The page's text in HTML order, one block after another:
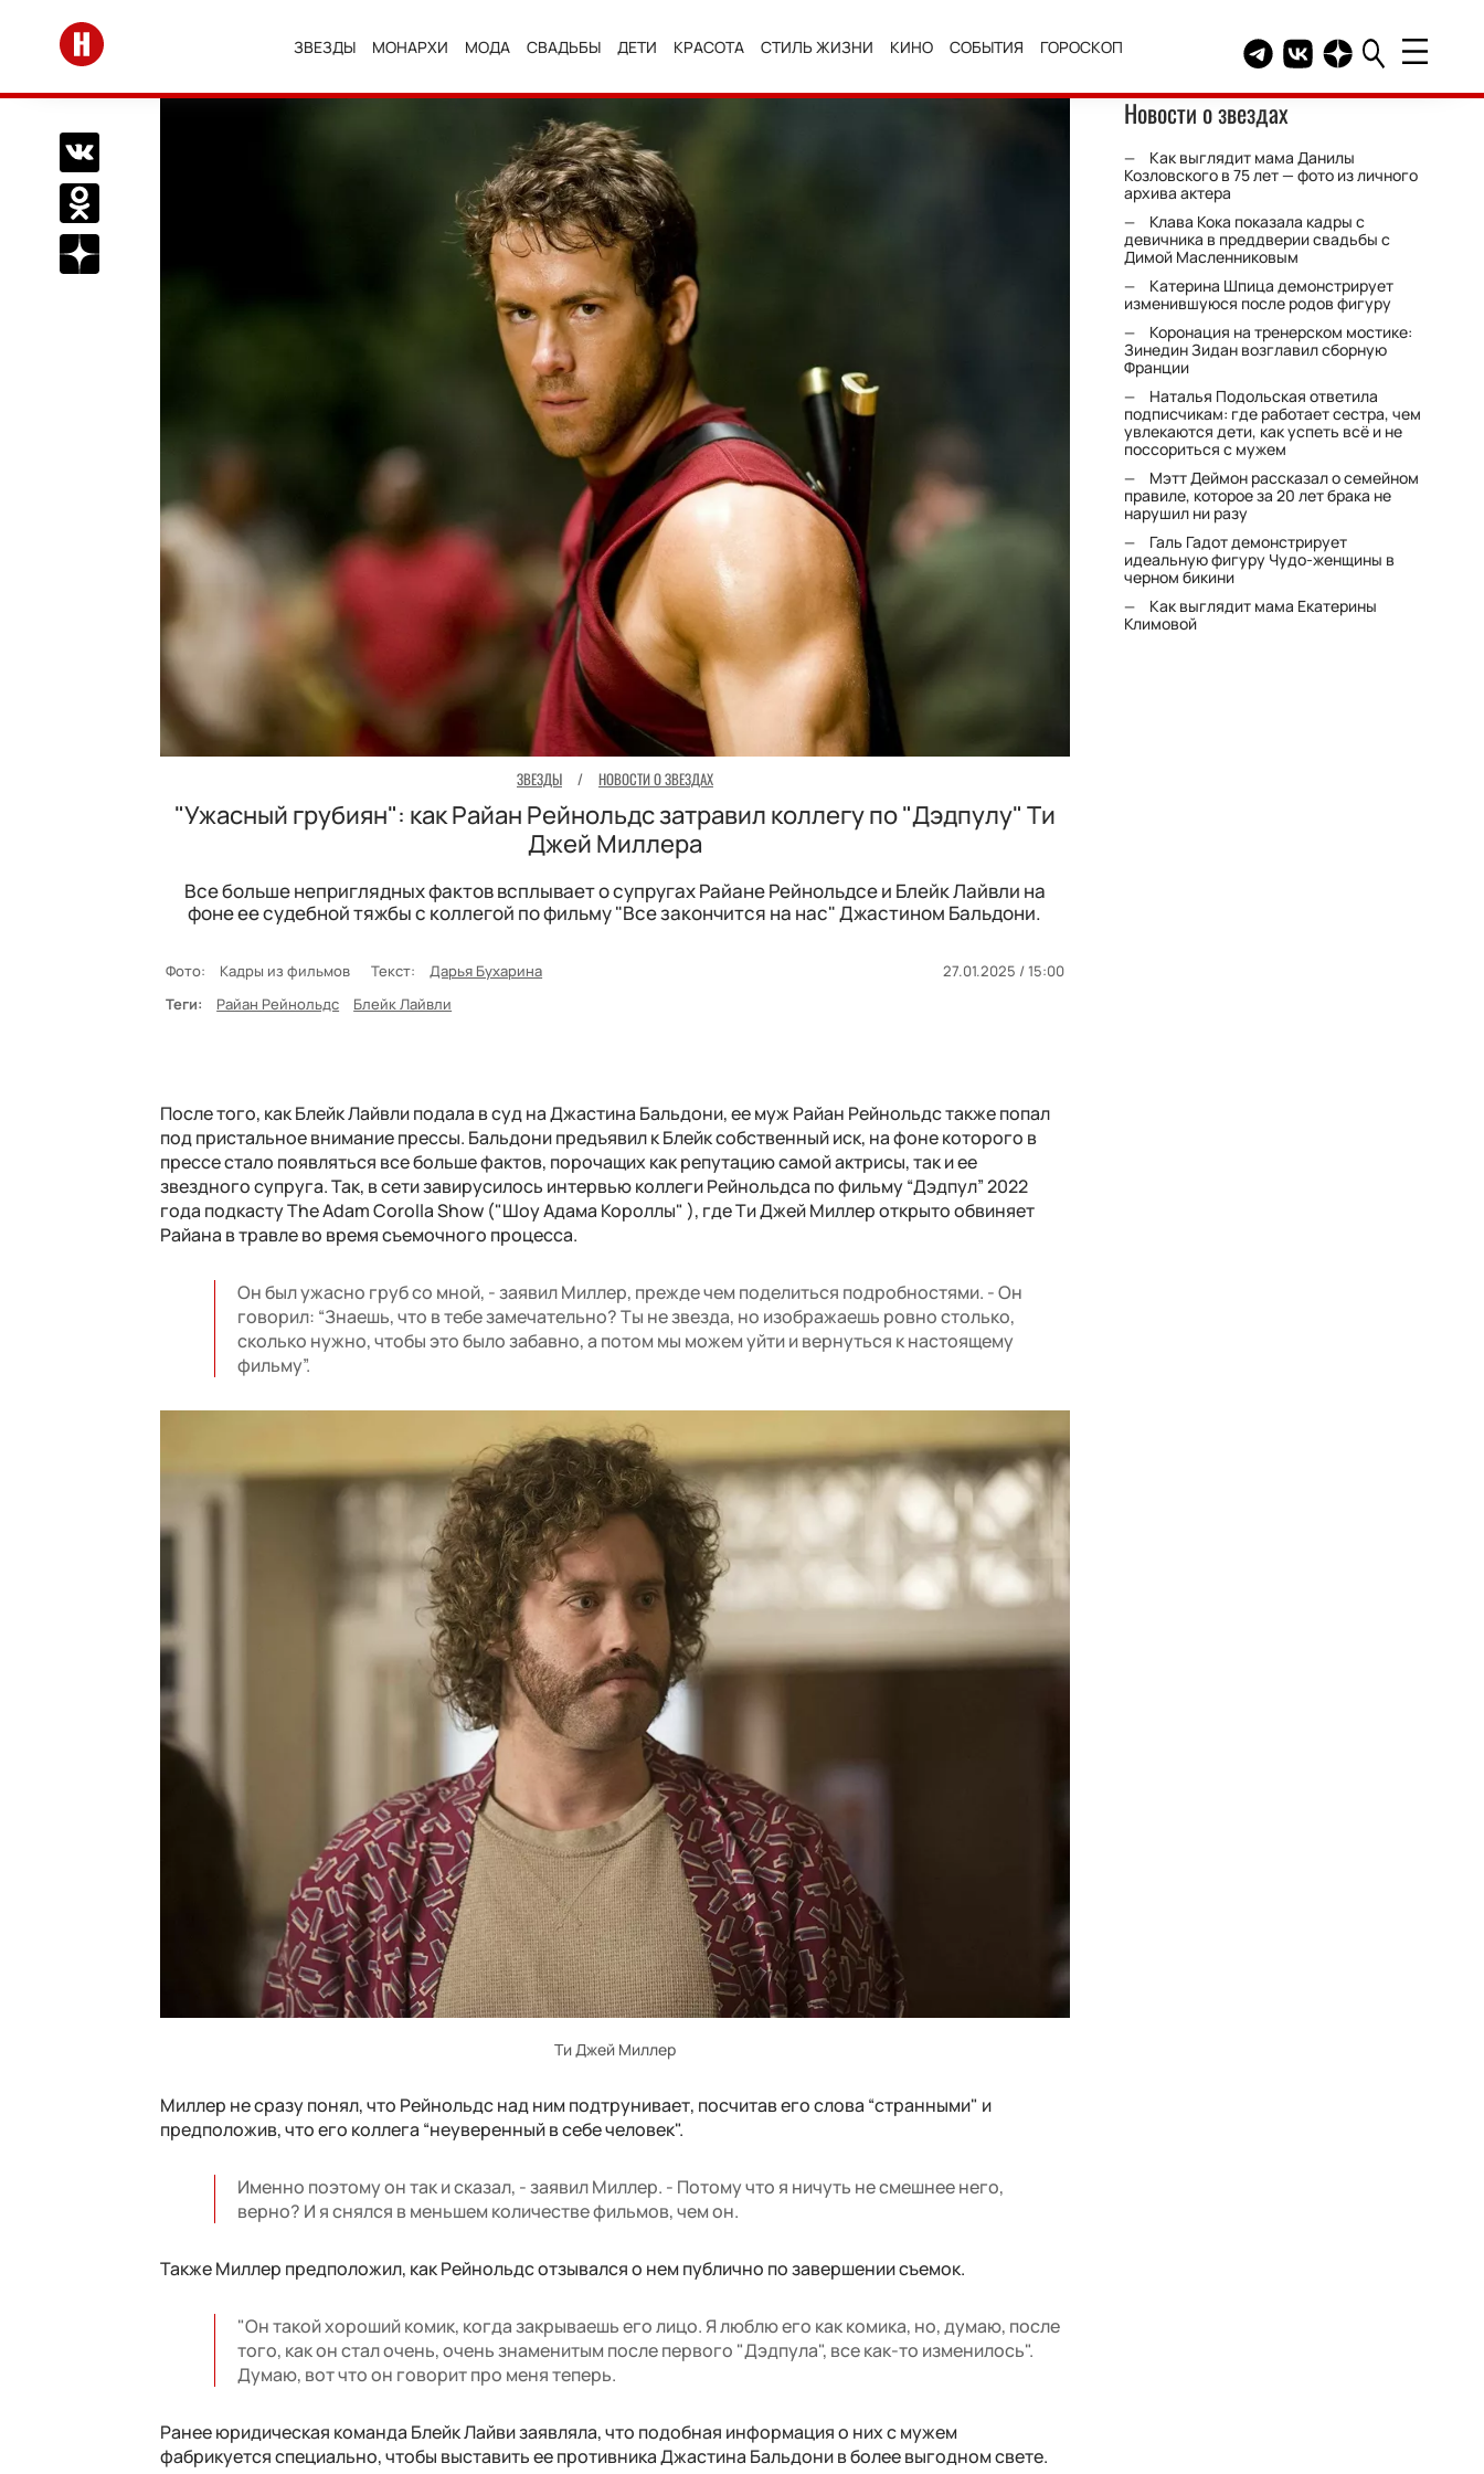
Перейти на главную
ЗВЕЗДЫ МОНАРХИ МОДА СВАДЬБЫ ДЕТИ КРАСОТА СТИЛЬ ЖИЗНИ КИНО СОБЫТИЯ ГОРОСКОП Telegram канал HELLO
Группа HELLO
Канал HELLO в
Поделиться Вконтакте
Поделиться в Одноклассниках
Подписаться на нас в Дзен
ЗВЕЗДЫ / НОВОСТИ О ЗВЕЗДАХ
"Ужасный грубиян": как Райан Рейнольдс затравил коллегу по "Дэдпулу" Ти
Джей Миллера
Все больше неприглядных фактов всплывает о супругах Райане Рейнольдсе и Блейк Лайвли на
фоне ее судебной тяжбы с коллегой по фильму "Все закончится на нас" Джастином Бальдони.
Фото: Кадры из фильмов Текст: Дарья Бухарина
27.01.2025 / 15:00
Теги:
Райан Рейнольдс Блейк Лайвли
После того, как Блейк Лайвли подала в суд на Джастина Бальдони, ее муж Райан Рейнольдс также попал
под пристальное внимание прессы. Бальдони предъявил к Блейк собственный иск, на фоне которого в
прессе стало появляться все больше фактов, порочащих как репутацию самой актрисы, так и ее
звездного супруга. Так, в сети завирусилось интервью коллеги Рейнольдса по фильму “Дэдпул” 2022
года подкасту The Adam Corolla Show ("Шоу Адама Короллы" ), где Ти Джей Миллер открыто обвиняет
Райана в травле во время съемочного процесса.
Он был ужасно груб со мной, - заявил Миллер, прежде чем поделиться подробностями. - Он
говорил: “Знаешь, что в тебе замечательно? Ты не звезда, но изображаешь ровно столько,
сколько нужно, чтобы это было забавно, а потом мы можем уйти и вернуться к настоящему
фильму”.
Ти Джей Миллер
Миллер не сразу понял, что Рейнольдс над ним подтрунивает, посчитав его слова “странными" и
предположив, что его коллега “неуверенный в себе человек".
Именно поэтому он так и сказал, - заявил Миллер. - Потому что я ничуть не смешнее него,
верно? И я снялся в меньшем количестве фильмов, чем он.
Также Миллер предположил, как Рейнольдс отзывался о нем публично по завершении съемок.
"Он такой хороший комик, когда закрываешь его лицо. Я люблю его как комика, но, думаю, после
того, как он стал очень, очень знаменитым после первого "Дэдпула", все как-то изменилось".
Думаю, вот что он говорит про меня теперь.
Ранее юридическая команда Блейк Лайви заявляла, что подобная информация о них с мужем
фабрикуется специально, чтобы выставить ее противника Джастина Бальдони в более выгодном свете.
Новости о звездах
Как выглядит мама Данилы
Козловского в 75 лет — фото из личного
архива актера
Клава Кока показала кадры с
девичника в преддверии свадьбы с
Димой Масленниковым
Катерина Шпица демонстрирует
изменившуюся после родов фигуру
Коронация на тренерском мостике:
Зинедин Зидан возглавил сборную
Франции
Наталья Подольская ответила
подписчикам: где работает сестра, чем
увлекаются дети, как успеть всё и не
поссориться с мужем
Мэтт Деймон рассказал о семейном
правиле, которое за 20 лет брака не
нарушил ни разу
Галь Гадот демонстрирует
идеальную фигуру Чудо-женщины в
черном бикини
Как выглядит мама Екатерины
Климовой